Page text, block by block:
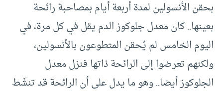
بحقن الأنسولين لمدة أربعة أيام بمصاحبة رائحة
بعينها.. كان معدل جلوكوز الدم يقل في كل مرة، في
اليوم الخامس لم يُحقن المتطوعون بالأنسولين،
ولكنهم تعرضوا إلى الرائحة ذاتها فنزل معدل
الجلوكوز أيضا.. وهو ما يدل على أن الرائحة قد تنشّط